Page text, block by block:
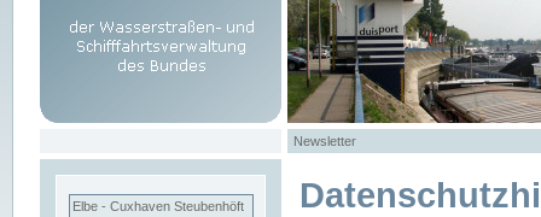
Newsletter
Elbe - Cuxhaven Steubenhöft